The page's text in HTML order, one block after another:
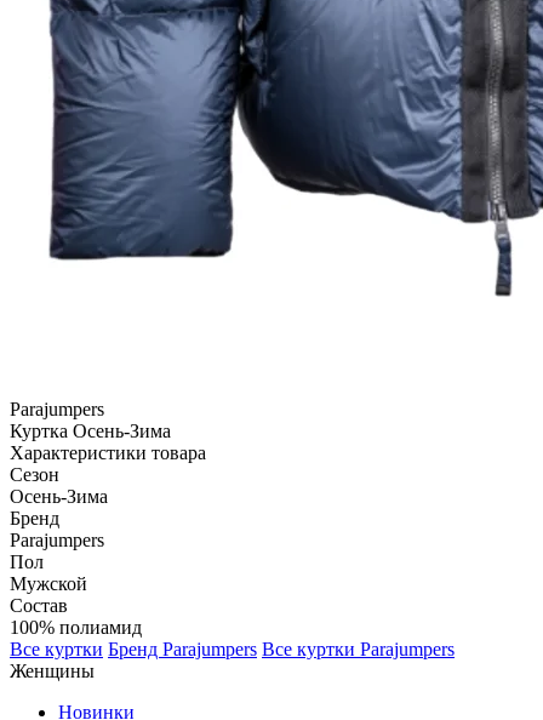
Parajumpers
Куртка Осень-Зима
Характеристики товара
Сезон
Осень-Зима
Бренд
Parajumpers
Пол
Мужской
Состав
100% полиамид
Все куртки Бренд Parajumpers Все куртки Parajumpers
Женщины
Новинки